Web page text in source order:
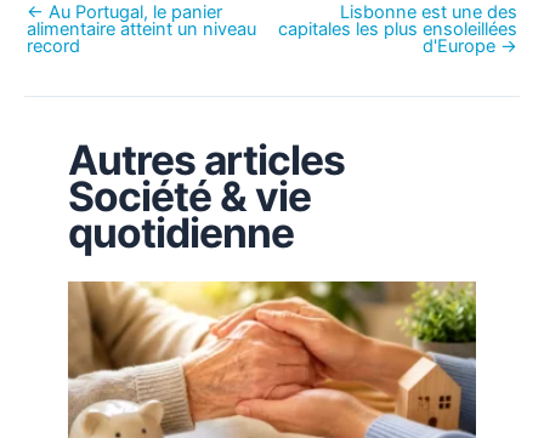
← Au Portugal, le panier
alimentaire atteint un niveau
record
Lisbonne est une des
capitales les plus ensoleillées
d'Europe →
Autres articles
Société & vie
quotidienne